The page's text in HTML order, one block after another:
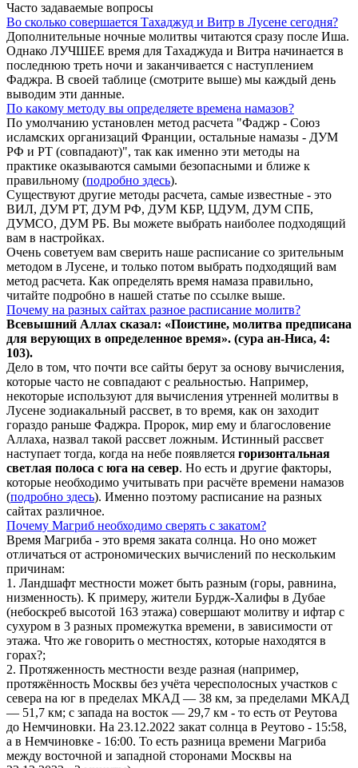
Часто задаваемые вопросы
Во сколько совершается Тахаджуд и Витр в Лусене сегодня?
Дополнительные ночные молитвы читаются сразу после Иша.
Однако ЛУЧШЕЕ время для Тахаджуда и Витра начинается в
последнюю треть ночи и заканчивается с наступлением
Фаджра. В своей таблице (смотрите выше) мы каждый день
выводим эти данные.
По какому методу вы определяете времена намазов?
По умолчанию установлен метод расчета "Фаджр - Союз
исламских организаций Франции, остальные намазы - ДУМ
РФ и РТ (совпадают)", так как именно эти методы на
практике оказываются самыми безопасными и ближе к
правильному (подробно здесь).
Существуют другие методы расчета, самые известные - это
ВИЛ, ДУМ РТ, ДУМ РФ, ДУМ КБР, ЦДУМ, ДУМ СПБ,
ДУМСО, ДУМ РБ. Вы можете выбрать наиболее подходящий
вам в настройках.
Очень советуем вам сверить наше расписание со зрительным
методом в Лусене, и только потом выбрать подходящий вам
метод расчета. Как определять время намаза правильно,
читайте подробно в нашей статье по ссылке выше.
Почему на разных сайтах разное расписание молитв?
Всевышний Аллах сказал: «Поистине, молитва предписана
для верующих в определенное время». (сура ан-Ниса, 4:
103).
Дело в том, что почти все сайты берут за основу вычисления,
которые часто не совпадают с реальностью. Например,
некоторые используют для вычисления утренней молитвы в
Лусене зодиакальный рассвет, в то время, как он заходит
гораздо раньше Фаджра. Пророк, мир ему и благословение
Аллаха, назвал такой рассвет ложным. Истинный рассвет
наступает тогда, когда на небе появляется горизонтальная
светлая полоса с юга на север. Но есть и другие факторы,
которые необходимо учитывать при расчёте времени намазов
(подробно здесь). Именно поэтому расписание на разных
сайтах различное.
Почему Магриб необходимо сверять с закатом?
Время Магриба - это время заката солнца. Но оно может
отличаться от астрономических вычислений по нескольким
причинам:
1. Ландшафт местности может быть разным (горы, равнина,
низменность). К примеру, жители Бурдж-Халифы в Дубае
(небоскреб высотой 163 этажа) совершают молитву и ифтар с
сухуром в 3 разных промежутка времени, в зависимости от
этажа. Что же говорить о местностях, которые находятся в
горах?;
2. Протяженность местности везде разная (например,
протяжённость Москвы без учёта чересполосных участков с
севера на юг в пределах МКАД — 38 км, за пределами МКАД
— 51,7 км; с запада на восток — 29,7 км - то есть от Реутова
до Немчиновки. На 23.12.2022 закат солнца в Реутово - 15:58,
а в Немчиновке - 16:00. То есть разница времени Магриба
между восточной и западной сторонами Москвы на